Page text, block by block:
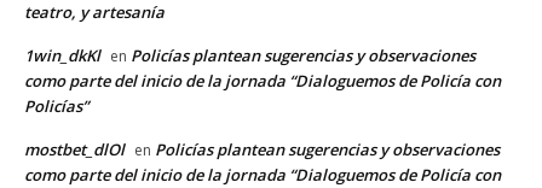
teatro, y artesanía
1win_dkKl en Policías plantean sugerencias y observaciones
como parte del inicio de la jornada “Dialoguemos de Policía con
Policías”
mostbet_dlOl en Policías plantean sugerencias y observaciones
como parte del inicio de la jornada “Dialoguemos de Policía con